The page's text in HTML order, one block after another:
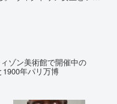
ゾン美術館で開催中の
1900年パリ万博